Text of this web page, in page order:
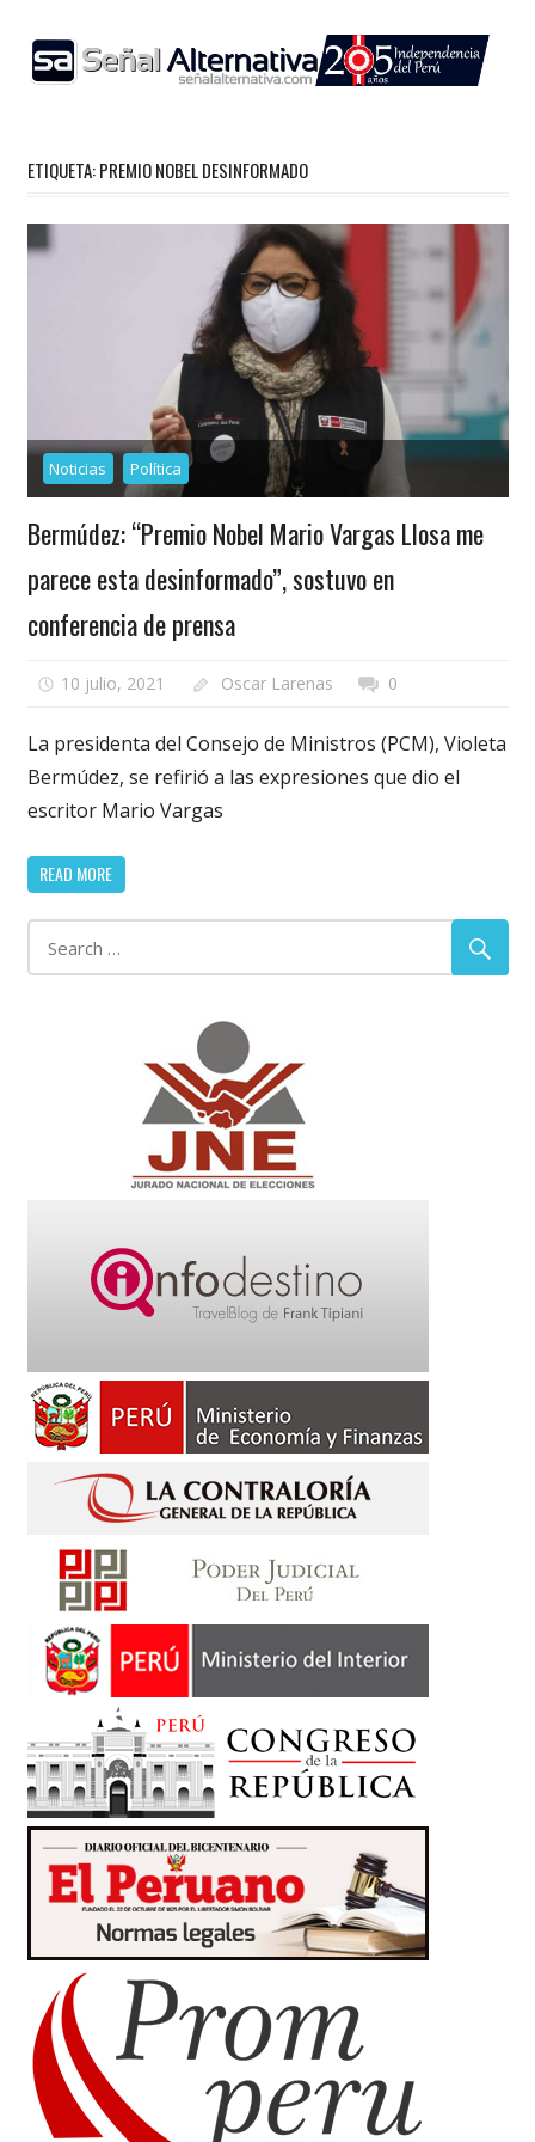
content
ETIQUETA:PREMIO NOBEL DESINFORMADO
Noticias Política
Bermúdez: “Premio Nobel Mario Vargas Llosa me
parece esta desinformado”, sostuvo en
conferencia de prensa
10 julio, 2021 Oscar Larenas 0
La presidenta del Consejo de Ministros (PCM), Violeta
Bermúdez, se refirió a las expresiones que dio el
escritor Mario Vargas
READ MORE